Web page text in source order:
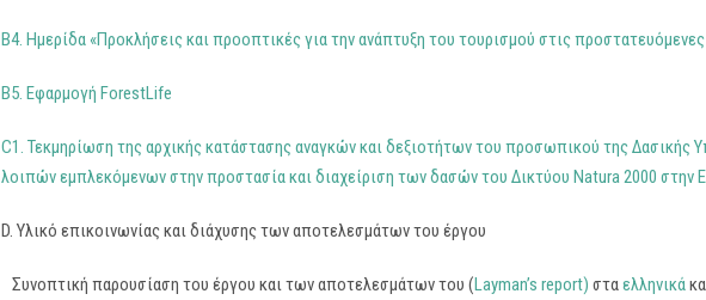
Β4. Ημερίδα «Προκλήσεις και προοπτικές για την ανάπτυξη του τουρισμού στις
B5. Εφαρμογή ForestLife
C1. Τεκμηρίωση της αρχικής κατάστασης αναγκών και δεξιοτήτων του προσωπικού της Δασικής
λοιπών εμπλεκόμενων στην προστασία και διαχείριση των δασών του Δικτύου Natura 2000 στην
D. Υλικό επικοινωνίας και διάχυσης των αποτελεσμάτων του έργου
Συνοπτική παρουσίαση του έργου και των αποτελεσμάτων του (Layman’s report) σταελληνικά